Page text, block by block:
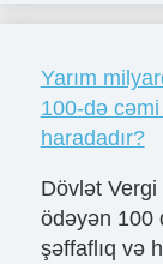
Yarım
100-də
haradadır?
Dövlət
ödəyən 100
şəffaflıq və